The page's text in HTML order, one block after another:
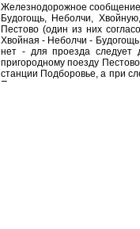
Железнодорожное сообщение
Будогощь, Неболчи,
Пестово (один из них
Хвойная - Неболчи -
нет - для проезда следует
пригородному поезду
станции Подборовье, а при
Пестово можно пересесть